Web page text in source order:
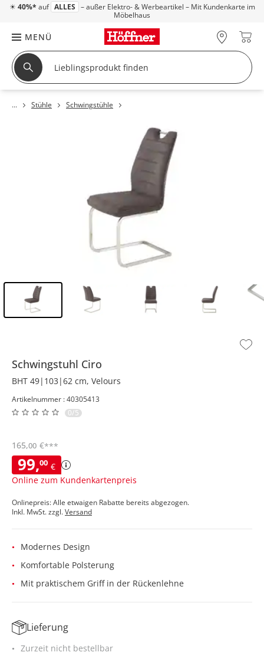
☀ 40%* auf ALLES – außer Elektro- & Werbeartikel – Mit Kundenkarte im
Möbelhaus
MENÜ
Stühle Schwingstühle
Schwingstuhl Ciro
BHT 49|103|62 cm, Velours
Artikelnummer : 40305413
0/5
99,00 €
Online zum Kundenkartenpreis
165,00 €***
Onlinepreis: Alle etwaigen Rabatte bereits abgezogen.
Inkl. MwSt. zzgl.Versand
Modernes Design
Komfortable Polsterung
Mit praktischem Griff in der Rückenlehne
Lieferung
Zurzeit nicht bestellbar